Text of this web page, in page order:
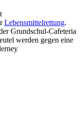
Lebensmittelrettung.
Grundschul-Cafeteria
werden gegen eine